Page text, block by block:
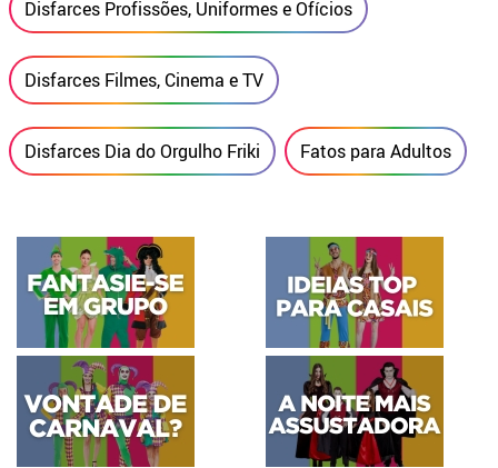
Disfarces Profissões, Uniformes e Ofícios
Disfarces Filmes, Cinema e TV
Disfarces Dia do Orgulho Friki Fatos para Adultos